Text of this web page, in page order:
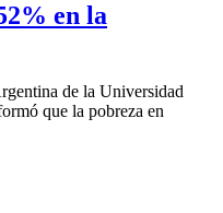
en la
de la Universidad
que la pobreza en